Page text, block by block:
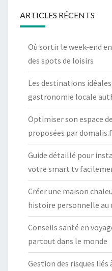
ARTICLES RÉCENTS
Où sortir le week-end
des spots de loisirs
Les destinations
gastronomie locale
Optimiser son espace
proposées par
Guide détaillé pour
votre smart tv
Créer une maison
histoire personnelle au
Conseils santé en
partout dans le monde
Gestion des risques liés